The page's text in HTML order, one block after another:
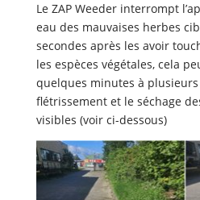
Le ZAP Weeder interrompt
eau des mauvaises herbes
secondes après les avoir
les espèces végétales, cela
quelques minutes à
flétrissement et le séchage
visibles (voir ci-dessous)